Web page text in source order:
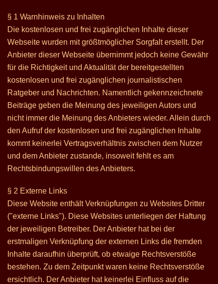
§ 1 Warnhinweis zu Inhalten
Die kostenlosen und frei zugänglichen Inhalte dieser
Webseite wurden mit größtmöglicher Sorgfalt erstellt. Der
Anbieter dieser Webseite übernimmt jedoch keine Gewähr
für die Richtigkeit und Aktualität der bereitgestellten
kostenlosen und frei zugänglichen journalistischen
Ratgeber und Nachrichten. Namentlich gekennzeichnete
Beiträge geben die Meinung des jeweiligen Autors und
nicht immer die Meinung des Anbieters wieder. Allein durch
den Aufruf der kostenlosen und frei zugänglichen Inhalte
kommt keinerlei Vertragsverhältnis zwischen dem Nutzer
und dem Anbieter zustande, insoweit fehlt es am
Rechtsbindungswillen des Anbieters.
§ 2 Externe Links
Diese Website enthält Verknüpfungen zu Websites Dritter
("externe Links"). Diese Websites unterliegen der Haftung
der jeweiligen Betreiber. Der Anbieter hat bei der
erstmaligen Verknüpfung der externen Links die fremden
Inhalte daraufhin überprüft, ob etwaige Rechtsverstöße
bestehen. Zu dem Zeitpunkt waren keine Rechtsverstöße
ersichtlich. Der Anbieter hat keinerlei Einfluss auf die